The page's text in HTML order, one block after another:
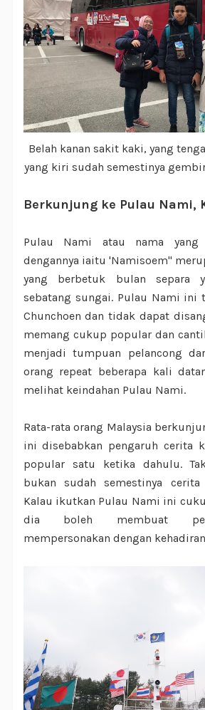
Belah kanan sakit kaki, yang
yang kiri sudah semestinya
Berkunjung ke Pulau Nami,
Pulau Nami atau nama
dengannya iaitu 'Namisoem"
yang berbetuk bulan separa
sebatang sungai. Pulau Nami ini
Chunchoen dan tidak dapat
memang cukup popular dan
menjadi tumpuan pelancong
orang repeat beberapa kali
melihat keindahan Pulau Nami.
Rata-rata orang Malaysia
ini disebabkan pengaruh cerita
popular satu ketika dahulu.
bukan sudah semestinya cerita
Kalau ikutkan Pulau Nami ini
dia boleh membuat
mempersonakan dengan